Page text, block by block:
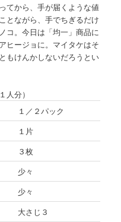
てから、手が届くような値
とながら、手でちぎるだけ
コ。今日は「均一」商品に
ヒージョに。マイタケはそ
もけんかしないだろうとい
人分）
１／２パック
１片
３枚
少々
少々
大さじ３